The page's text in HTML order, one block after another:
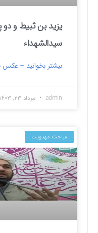
یزید بن ثبیط و دو
سیدالشهداء
بیشتر بخوانید + عکس
admin مرداد ۲۳, ۱۴۰۳
مباحث مهدویت